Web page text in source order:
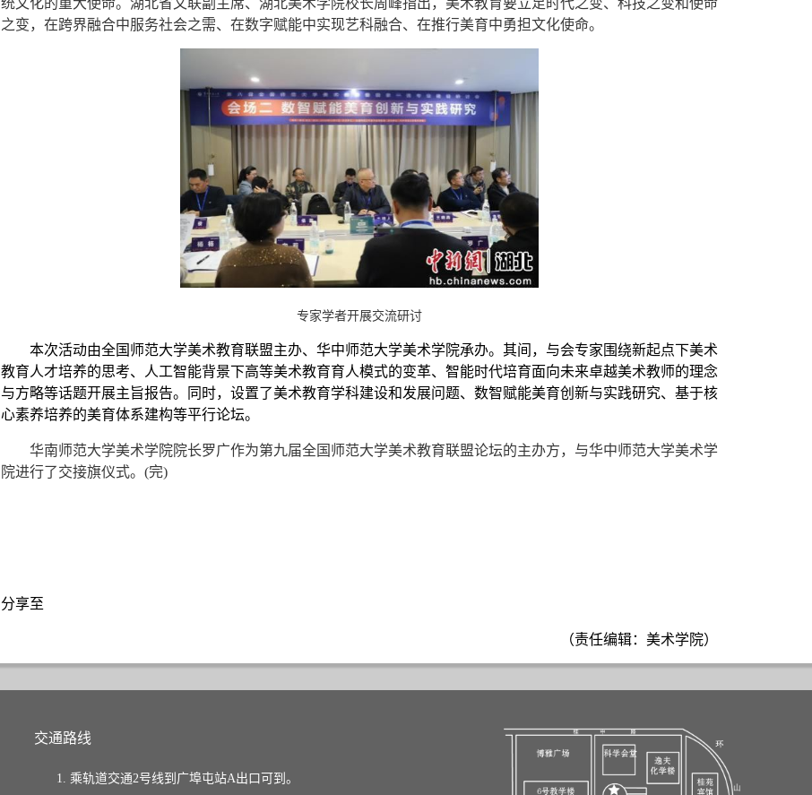
统文化的重大使命。湖北省文联副主席、湖北美术学院校长周峰指出，美术教育要立足时代之变、科技之变和使命
之变，在跨界融合中服务社会之需、在数字赋能中实现艺科融合、在推行美育中勇担文化使命。
专家学者开展交流研讨
本次活动由全国师范大学美术教育联盟主办、华中师范大学美术学院承办。其间，与会专家围绕新起点下美术
教育人才培养的思考、人工智能背景下高等美术教育育人模式的变革、智能时代培育面向未来卓越美术教师的理念
与方略等话题开展主旨报告。同时，设置了美术教育学科建设和发展问题、数智赋能美育创新与实践研究、基于核
心素养培养的美育体系建构等平行论坛。
华南师范大学美术学院院长罗广作为第九届全国师范大学美术教育联盟论坛的主办方，与华中师范大学美术学
院进行了交接旗仪式。(完)
分享至
（责任编辑：美术学院）
交通路线
1. 乘轨道交通2号线到广埠屯站A出口可到。